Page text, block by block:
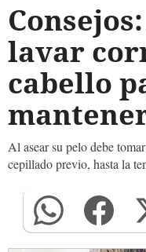
lavar
cabello
Al asear su pelo debe
cepillado previo, hasta la